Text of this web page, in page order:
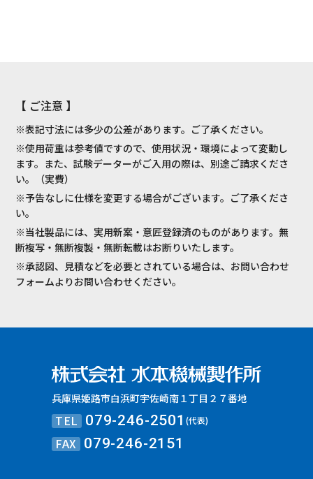
【 ご注意 】
※表記寸法には多少の公差があります。ご了承ください。
※使用荷重は参考値ですので、使用状況・環境によって変動し
ます。また、試験データーがご入用の際は、別途ご請求くださ
い。（実費）
※予告なしに仕様を変更する場合がございます。ご了承くださ
い。
※当社製品には、実用新案・意匠登録済のものがあります。無
断複写・無断複製・無断転載はお断りいたします。
※承認図、見積などを必要とされている場合は、お問い合わせ
フォームよりお問い合わせください。
兵庫県姫路市白浜町宇佐崎南１丁目２７番地
TEL 079-246-2501(代表)
FAX 079-246-2151